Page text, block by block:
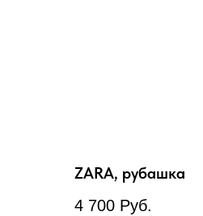
ZARA, рубашка
4 700 Руб.